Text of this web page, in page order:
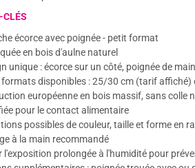
écorce avec poignée - petit format
en bois d'aulne naturel
unique : écorce sur un côté, poignée de
formats disponibles : 25/30 cm (tarif affiché)
européenne en bois massif, sans colle
pour le contact alimentaire
possibles de couleur, taille et forme en
à la main recommandé
l'exposition prolongée à l'humidité pour